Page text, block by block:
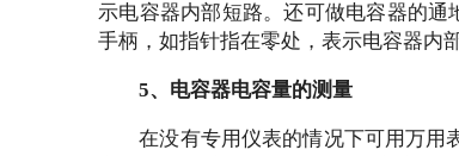
示电容器内部短路。还可做电容器的
手柄，如指针指在零处，表示电容器内部
5、电容器电容量的测量
在没有专用仪表的情况下可用万用